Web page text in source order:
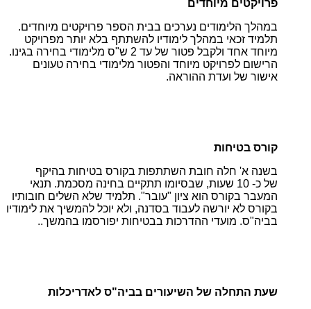
פרויקטים מיוחדים
במהלך הלימודים נערכים בבית הספר פרויקטים מיוחדים.
תלמיד זכאי במהלך לימודיו להשתתף בלא יותר מפרויקט
מיוחד אחד ולקבל פטור של עד 2 ש"ס מלימודי בחירה בגינו.
הרישום לפרויקט מיוחד והפטור מלימודי בחירה טעונים
אישור של ועדת ההוראה.
קורס בטיחות
בשנה א' חלה חובת השתתפות בקורס בטיחות בהיקף
של כ- 10 שעות, שבסיומו תתקיים בחינה מסכמת. תנאי
המעבר בקורס הוא ציון "עובר". תלמיד שלא השלים חובותיו
בקורס לא יורשה לעבוד בסדנה, ולא יוכל להמשיך את לימודיו
בביה"ס. מועדי ההדרכות בבטיחות יפורסמו בהמשך..
שעת התחלה של השיעורים בביה"ס לאדריכלות